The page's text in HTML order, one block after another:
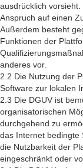
ausdrücklich
Anspruch auf einen
Außerdem besteht
Funktionen der
anderes vor.
2.2 Die Nutzung der
Software zur lokalen
2.3 Die DGUV ist
organisatorischen
durchgehend zu
das Internet bedingte
die Nutzbarkeit der
eingeschränkt oder